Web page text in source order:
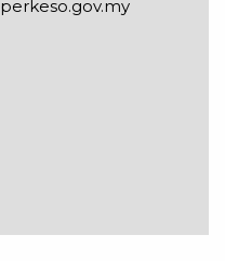
perkeso.gov.my